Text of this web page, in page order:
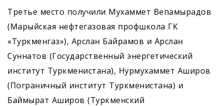
Третье место получили Мухаммет Вепамырадов
(Марыйская нефтегазовая профшкола ГК
«Туркменгаз»), Арслан Байрамов и Арслан
Суннатов (Государственный энергетический
институт Туркменистана), Нурмухаммет Аширов
(Пограничный институт Туркменистана) и
Баймырат Аширов (Туркменский